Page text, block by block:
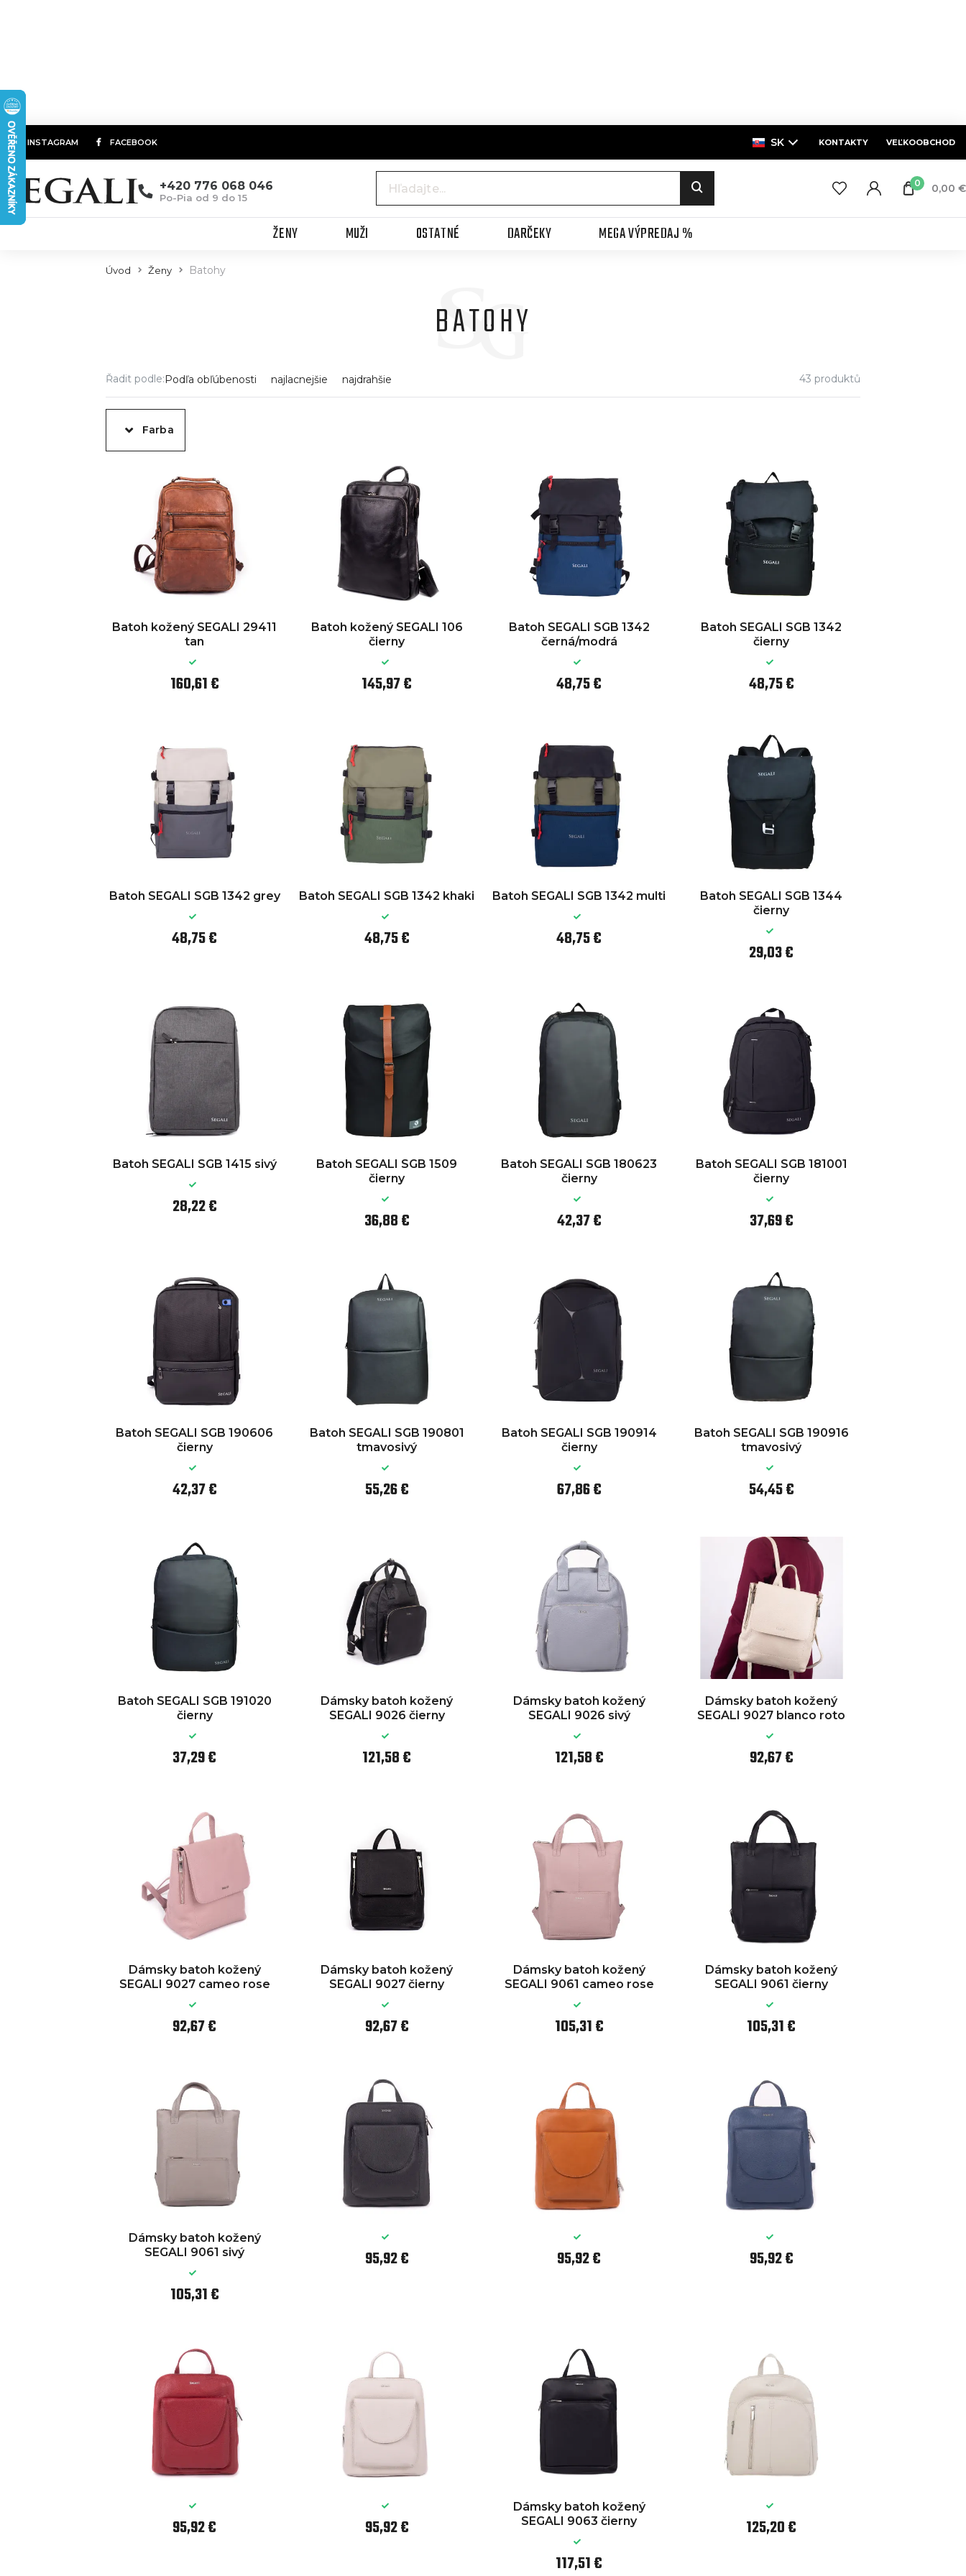
INSTAGRAM FACEBOOK SK KONTAKTY VEĽKOOBCHOD
+420 776 068 046
Po-Pia od 9 do 15
0 0,00 €
ŽENY MUŽI OSTATNÉ DARČEKY MEGA VÝPREDAJ %
Úvod Ženy Batohy
BATOHY
Řadit podle:Podľa obľúbenosti najlacnejšie najdrahšie 43 produktů
Farba
Batoh kožený SEGALI 29411
tan
160,61 €
Batoh kožený SEGALI 106
čierny
145,97 €
Batoh SEGALI SGB 1342
černá/modrá
48,75 €
Batoh SEGALI SGB 1342
čierny
48,75 €
Batoh SEGALI SGB 1342 grey
48,75 €
Batoh SEGALI SGB 1342 khaki
48,75 €
Batoh SEGALI SGB 1342 multi
48,75 €
Batoh SEGALI SGB 1344
čierny
29,03 €
Batoh SEGALI SGB 1415 sivý
28,22 €
Batoh SEGALI SGB 1509
čierny
36,88 €
Batoh SEGALI SGB 180623
čierny
42,37 €
Batoh SEGALI SGB 181001
čierny
37,69 €
Batoh SEGALI SGB 190606
čierny
42,37 €
Batoh SEGALI SGB 190801
tmavosivý
55,26 €
Batoh SEGALI SGB 190914
čierny
67,86 €
Batoh SEGALI SGB 190916
tmavosivý
54,45 €
Batoh SEGALI SGB 191020
čierny
37,29 €
Dámsky batoh kožený
SEGALI 9026 čierny
121,58 €
Dámsky batoh kožený
SEGALI 9026 sivý
121,58 €
Dámsky batoh kožený
SEGALI 9027 blanco roto
92,67 €
Dámsky batoh kožený
SEGALI 9027 cameo rose
92,67 €
Dámsky batoh kožený
SEGALI 9027 čierny
92,67 €
Dámsky batoh kožený
SEGALI 9061 cameo rose
105,31 €
Dámsky batoh kožený
SEGALI 9061 čierny
105,31 €
Dámsky batoh kožený
SEGALI 9061 sivý
105,31 €
95,92 € 95,92 € 95,92 €
95,92 € 95,92 €
Dámsky batoh kožený
SEGALI 9063 čierny
117,51 €
125,20 €